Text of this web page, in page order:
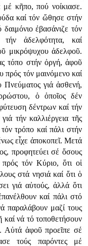
μέ κῆπο, πού νοίκιασε.
καί τόν ὤθησε στήν
ἐβασάνιζε τόν
ἀδελφότητα, καί
μικρόψυχου ἀδελφοῦ.
τόπο στήν ὀργή, ἀφοῦ
πρός τόν μαινόμενο καί
Πνεύματος γιά ἀσθενή,
ὁ ὁποῖος δέν
δέντρων καί τήν
τήν καλλιέργεια τῆς
τρόπο καί πάλι στήν
εἶχε ἀποκοπεῖ. Μετά
προφητεύει σέ ὅσους
τόν Κύριο, ὅτι οἱ
στά νησιά καί ὅτι ὁ
γιά αὐτούς, ἀλλά ὅτι
καί πάλι στό
παραλάβουν μαζί τους
νά τό τοποθετήσουν
Αὐτά ἀφοῦ προεῖπε σέ
τούς παρόντες μέ